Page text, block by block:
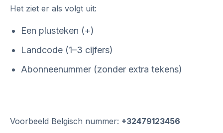
Het ziet er als volgt uit:
Een plusteken (+)
Landcode (1–3 cijfers)
Abonneenummer (zonder extra tekens)
Voorbeeld Belgisch nummer: +32479123456